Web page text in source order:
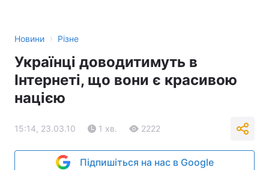
Новини › Різне
Українці доводитимуть в
Інтернеті, що вони є красивою
нацією
15:14, 23.03.10 1 хв. 2222
Підпишіться на нас в Google